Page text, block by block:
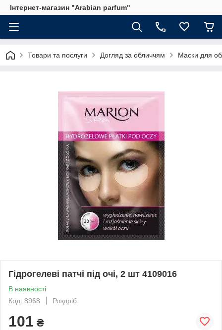
Інтернет-магазин "Arabian parfum"
Товари та послуги Догляд за обличчям Маски для
Гідрогелеві патчі під очі, 2 шт 4109016
В наявності
Код: 8968
Роздріб
101 ₴